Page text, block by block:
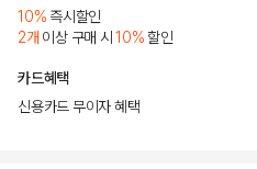
10% 즉시할인
2개 이상 구매 시10%할인
카드혜택
신용카드 무이자 혜택